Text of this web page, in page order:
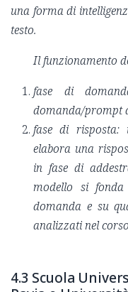
una forma di
testo.
Il funzionamento
fase di
domanda/prompt
fase di risposta:
elabora una
in fase di
modello si
domanda e su
analizzati nel
4.3 Scuola